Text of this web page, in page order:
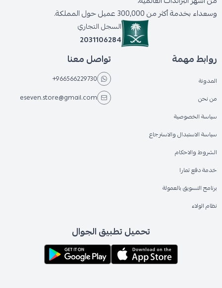
وسعداء بخدمة أكثر من 300,000 عميل حول المملكة.
السجل التجاري
2031106284
روابط مهمة
المدونة
من نحن
سياسة الخصوصية
سياسة الاستبدال والاسترجاع
الشروط والاحكام
خدمة دفع تمارا
برنامج التسويق بالعمولة
نظام الولاء
تواصل معنا
+966566229730
eseven.store@gmail.com
تحميل تطبيق الجوال